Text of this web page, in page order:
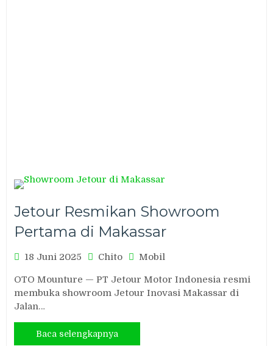
Jetour Resmikan Showroom
Pertama di Makassar
18 Juni 2025 Chito Mobil
OTO Mounture — PT Jetour Motor Indonesia resmi
membuka showroom Jetour Inovasi Makassar di
Jalan…
Baca selengkapnya